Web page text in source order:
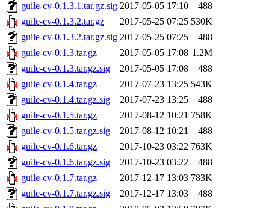
guile-cv-0.1.3.1.tar.gz.sig 2017-05-05 17:10
488
guile-cv-0.1.3.2.tar.gz
2017-05-25 07:25 530K
guile-cv-0.1.3.2.tar.gz.sig 2017-05-25 07:25
488
guile-cv-0.1.3.tar.gz
2017-05-05 17:08 1.2M
guile-cv-0.1.3.tar.gz.sig
2017-05-05 17:08
488
guile-cv-0.1.4.tar.gz
2017-07-23 13:25 543K
guile-cv-0.1.4.tar.gz.sig
2017-07-23 13:25
488
guile-cv-0.1.5.tar.gz
2017-08-12 10:21 758K
guile-cv-0.1.5.tar.gz.sig
2017-08-12 10:21
488
guile-cv-0.1.6.tar.gz
2017-10-23 03:22 763K
guile-cv-0.1.6.tar.gz.sig
2017-10-23 03:22
488
guile-cv-0.1.7.tar.gz
2017-12-17 13:03 783K
guile-cv-0.1.7.tar.gz.sig
2017-12-17 13:03
488